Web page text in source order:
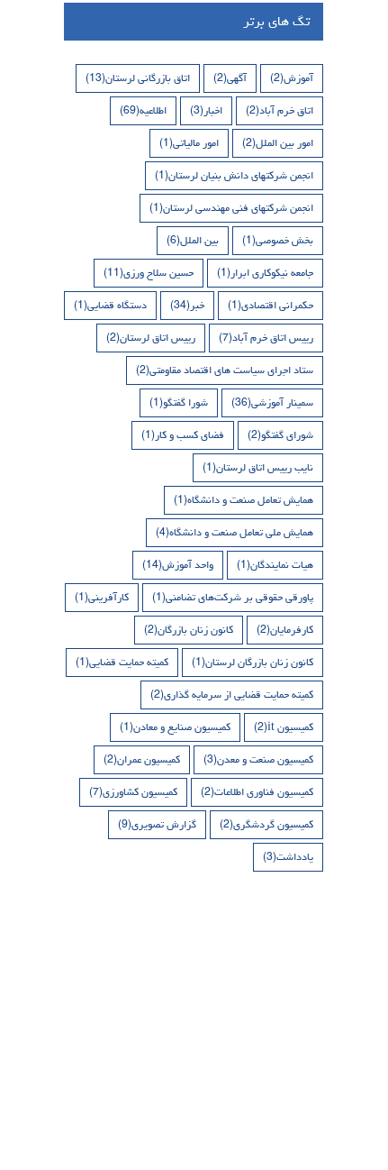
تگ های برتر
آموزش(2) آگهی(2) اتاق بازرگانی لرستان(13)
اتاق خرم آباد(2) اخبار(3) اطلاعیه(69)
امور بین الملل(2) امور مالیاتی(1)
انجمن شرکتهای دانش بنیان لرستان(1)
انجمن شرکتهای فنی مهندسی لرستان(1)
بخش خصوصی(1) بین الملل(6)
جامعه نیکوکاری ابرار(1) حسین سلاح ورزی(11)
حکمرانی اقتصادی(1) خبر(34) دستگاه قضایی(1)
رییس اتاق خرم آباد(7) رییس اتاق لرستان(2)
ستاد اجرای سیاست های اقتصاد مقاومتی(2)
سمینار آموزشی(36) شورا گفتگو(1)
شورای گفتگو(2) فضای کسب و کار(1)
نایب رییس اتاق لرستان(1)
همایش تعامل صنعت و دانشگاه(1)
همایش ملی تعامل صنعت و دانشگاه(4)
هیات نمایندگان(1) واحد آموزش(14)
پاورقی حقوقی بر شرکت‌های تضامنی(1) کارآفرینی(1)
کارفرمایان(2) کانون زنان بازرگان(2)
کانون زنان بازرگان لرستان(1) کمیته حمایت قضایی(1)
کمیته حمایت قضایی از سرمایه گذاری(2)
کمیسیون it (2) کمیسیون صنایع و معادن(1)
کمیسیون صنعت و معدن(3) کمیسیون عمران(2)
کمیسیون فناوری اطلاعات(2) کمیسیون کشاورزی(7)
کمیسیون گردشگری(2) گزارش تصویری(9)
یادداشت(3)